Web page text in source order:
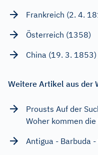
Frankreich (2. 4.
Österreich (1358)
China (19. 3. 1853)
Weitere Artikel aus der
Prousts Auf der
Woher kommen die
Antigua - Barbuda